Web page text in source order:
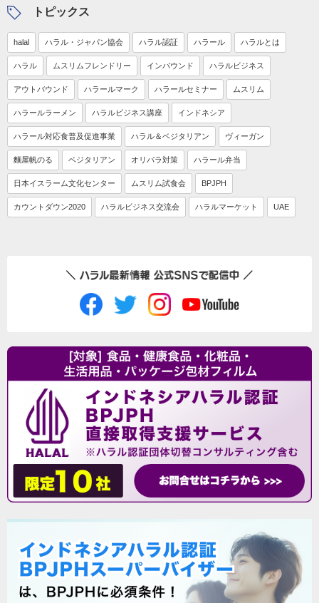
トピックス
halal ハラル・ジャパン協会 ハラル認証 ハラール ハラルとは
ハラル ムスリムフレンドリー インバウンド ハラルビジネス
アウトバウンド ハラールマーク ハラールセミナー ムスリム
ハラールラーメン ハラルビジネス講座 インドネシア
ハラール対応食普及促進事業 ハラル＆ベジタリアン ヴィーガン
麵屋帆のる ベジタリアン オリパラ対策 ハラール弁当
日本イスラーム文化センター ムスリム試食会 BPJPH
カウントダウン2020 ハラルビジネス交流会 ハラルマーケット UAE